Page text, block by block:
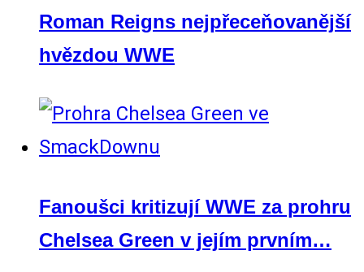
Roman Reigns nejpřeceňovanější
hvězdou WWE
Fanoušci kritizují WWE za prohru
Chelsea Green v jejím prvním…